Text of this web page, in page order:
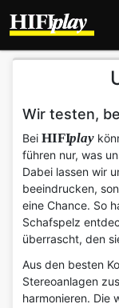
Wir testen,
Bei HIFIplay
führen nur, was
Dabei lassen wir
beeindrucken,
eine Chance. So
Schafspelz
überrascht, den
Aus den besten
Stereoanlagen
harmonieren. Die